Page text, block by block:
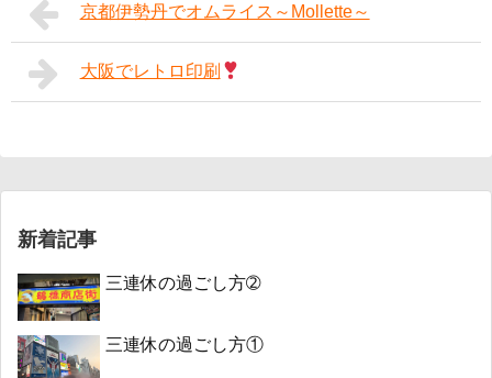
京都伊勢丹でオムライス～Mollette～
大阪でレトロ印刷
新着記事
三連休の過ごし方➁
三連休の過ごし方①